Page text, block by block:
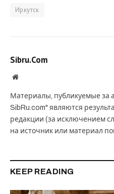
Иркутск
Sibru.Com
Website
Материалы, публикуемые за
SibRu.com" являются
редакции (за исключением
на источник или материал
KEEP READING